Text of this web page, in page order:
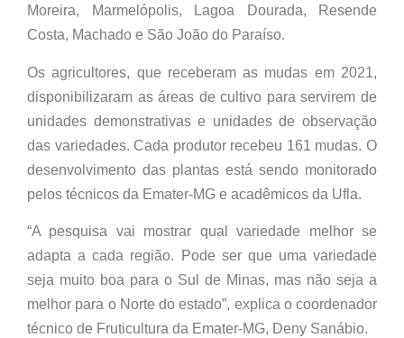
Moreira, Marmelópolis, Lagoa Dourada, Resende
Costa, Machado e São João do Paraíso.
Os agricultores, que receberam as mudas em 2021,
disponibilizaram as áreas de cultivo para servirem de
unidades demonstrativas e unidades de observação
das variedades. Cada produtor recebeu 161 mudas. O
desenvolvimento das plantas está sendo monitorado
pelos técnicos da Emater-MG e acadêmicos da Ufla.
“A pesquisa vai mostrar qual variedade melhor se
adapta a cada região. Pode ser que uma variedade
seja muito boa para o Sul de Minas, mas não seja a
melhor para o Norte do estado”, explica o coordenador
técnico de Fruticultura da Emater-MG, Deny Sanábio.